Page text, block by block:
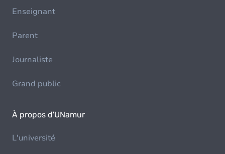
Enseignant
Parent
Journaliste
Grand public
À propos d'UNamur
L'université